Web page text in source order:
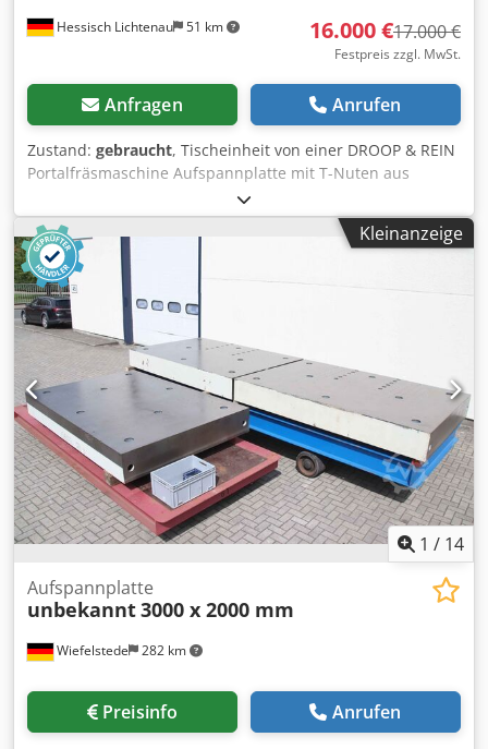
Hessisch Lichtenau 51 km 16.000 €17.000 €
Festpreis zzgl. MwSt.
Anfragen Anrufen
Zustand: gebraucht, Tischeinheit von einer DROOP & REIN
Portalfräsmaschine Aufspannplatte mit T-Nuten aus
Stahlguß-Grauguß Tischeinheit mit Aufspannplatte und
sehr massiver Führungsbahn Tisch-Aufspannfläche 5500 x
2000 mm Fahrweg der Tischaufspannplatte ca. 3100 mm
Tischhöhe-Bauhöhe 1050mm Tischbelastung: max. 20 ton.
Kugelrollspindel: Ø 100 mm Csdpfx Acethuzpogerf
Gewindesteigung: 20 mm (Eingängig) - Bearbeitungstisch
auf dem Bett sehr stabil geführt - Metall-Teleskop-
Führungsbahnabdeckung - stammt von einer DROOP &
REIN Portalfräsmaschine - Tischlängsbewegung über
Kugelrollspindel und Servo-Motor SIEMENS -
Aufspannfläche mit 11 Stück T-Nuten 28 mm - Antrieb
über Servomotor SIEMENS 1FT6134-6AB71-1AG2 mit
Encoder IC200448S/R (RN 000 B25) Gesamtlänge 9500 mm
Breite 2000 mm Bauhöhe 1050 mm Eigengewicht 28 ton.
guter Zustand
Kleinanzeige
1 / 14
Wiefelstede 282 km
Aufspannplatte
unbekannt3000 x 2000 mm
Preisinfo Anrufen